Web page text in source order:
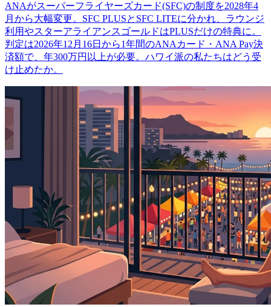
ANAがスーパーフライヤーズカード(SFC)の制度を2028年4
月から大幅変更。SFC PLUSとSFC LITEに分かれ、ラウンジ
利用やスターアライアンスゴールドはPLUSだけの特典に。
判定は2026年12月16日から1年間のANAカード・ANA Pay決
済額で、年300万円以上が必要。ハワイ派の私たちはどう受
け止めたか。